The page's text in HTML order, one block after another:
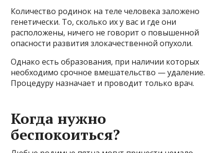
Количество родинок на теле человека заложено
генетически. То, сколько их у вас и где они
расположены, ничего не говорит о повышенной
опасности развития злокачественной опухоли.
Однако есть образования, при наличии которых
необходимо срочное вмешательство — удаление.
Процедуру назначает и проводит только врач.
Когда нужно
беспокоиться?